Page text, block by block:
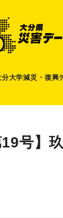
大学減災 ・ 復興
号】